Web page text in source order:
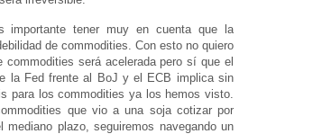
importante tener muy en cuenta que la
de commodities. Con esto no quiero
commodities será acelerada pero sí que el
la Fed frente al BoJ y el ECB implica sin
para los commodities ya los hemos visto.
que vio a una soja cotizar por
plazo, seguiremos navegando un